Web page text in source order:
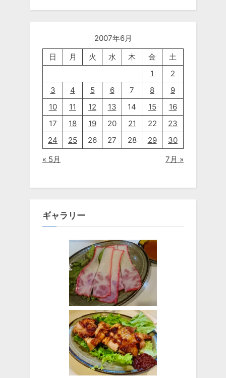
2007年6月
日
月 火 水 木 金
土
1
2
3
4 5 6 7 8
9
10
11 12 13 14 15
16
17
18 19 20 21 22
23
24
25 26 27 28 29
30
« 5月
7月 »
ギャラリー